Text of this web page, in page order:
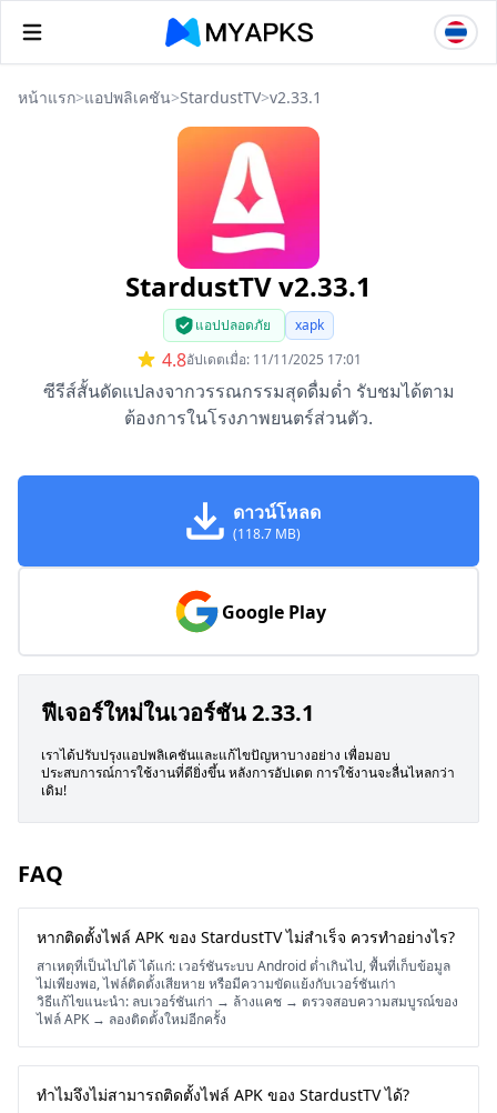
หน้าแรก>แอปพลิเคชัน>StardustTV>v2.33.1
StardustTV v2.33.1
แอปปลอดภัย xapk
4.8อัปเดตเมื่อ: 11/11/2025 17:01
ซีรีส์สั้นดัดแปลงจากวรรณกรรมสุดดื่มด่ำ รับชมได้ตาม
ต้องการในโรงภาพยนตร์ส่วนตัว.
ดาวน์โหลด
(118.7 MB)
Google Play
ฟีเจอร์ใหม่ในเวอร์ชัน 2.33.1
เราได้ปรับปรุงแอปพลิเคชันและแก้ไขปัญหาบางอย่าง เพื่อมอบ
ประสบการณ์การใช้งานที่ดียิ่งขึ้น หลังการอัปเดต การใช้งานจะลื่นไหลกว่า
เดิม!
FAQ
หากติดตั้งไฟล์ APK ของ StardustTV ไม่สำเร็จ ควรทำอย่างไร?
สาเหตุที่เป็นไปได้ ได้แก่: เวอร์ชันระบบ Android ต่ำเกินไป, พื้นที่เก็บข้อมูล
ไม่เพียงพอ, ไฟล์ติดตั้งเสียหาย หรือมีความขัดแย้งกับเวอร์ชันเก่า
วิธีแก้ไขแนะนำ: ลบเวอร์ชันเก่า → ล้างแคช → ตรวจสอบความสมบูรณ์ของ
ไฟล์ APK → ลองติดตั้งใหม่อีกครั้ง
ทำไมจึงไม่สามารถติดตั้งไฟล์ APK ของ StardustTV ได้?